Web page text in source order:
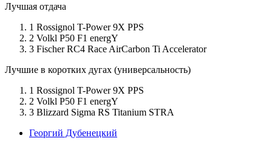
Лучшая отдача
1 Rossignol T-Power 9X PPS
2 Volkl P50 F1 energY
3 Fischer RC4 Race AirCarbon Ti Accelerator
Лучшие в коротких дугах (универсальность)
1 Rossignol T-Power 9X PPS
2 Volkl P50 F1 energY
3 Blizzard Sigma RS Titanium STRA
Георгий Дубенецкий